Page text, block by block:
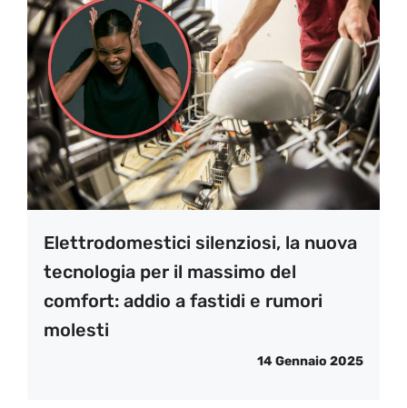
Elettrodomestici silenziosi, la nuova
tecnologia per il massimo del
comfort: addio a fastidi e rumori
molesti
14 Gennaio 2025